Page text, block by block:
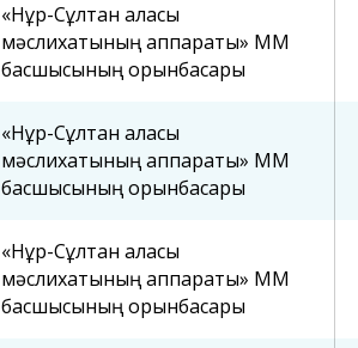
«Нұр-Сұлтан қаласы
мәслихатының аппараты» ММ
басшысының орынбасары
«Нұр-Сұлтан қаласы
мәслихатының аппараты» ММ
басшысының орынбасары
«Нұр-Сұлтан қаласы
мәслихатының аппараты» ММ
басшысының орынбасары